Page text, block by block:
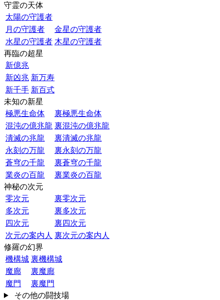
守霊の天体
太陽の守護者
月の守護者
金星の守護者
水星の守護者 木星の守護者
再臨の超星
新億兆
新凶兆 新万寿
新千手 新百式
未知の新星
極悪生命体
裏極悪生命体
混沌の億兆龍 裏混沌の億兆龍
潰滅の兆龍
裏潰滅の兆龍
永刻の万龍
裏永刻の万龍
蒼穹の千龍
裏蒼穹の千龍
業炎の百龍
裏業炎の百龍
神秘の次元
零次元
裏零次元
多次元
裏多次元
四次元
裏四次元
次元の案内人 裏次元の案内人
修羅の幻界
機構城 裏機構城
魔廊
裏魔廊
魔門
裏魔門
その他の闘技場